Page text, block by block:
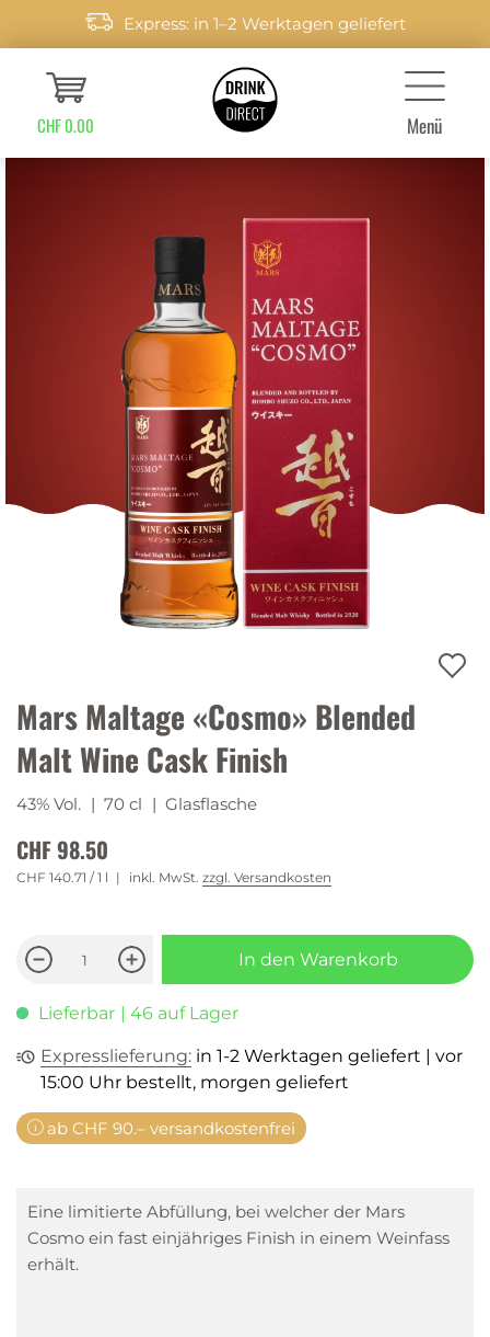
Express: in 1–2 Werktagen geliefert
CHF 0.00 Menü
Mars Maltage «Cosmo» Blended
Malt Wine Cask Finish
43% Vol. | 70 cl | Glasflasche
CHF 98.50
CHF 140.71 / 1 l inkl. MwSt. zzgl. Versandkosten
In den Warenkorb
Lieferbar | 46 auf Lager
Expresslieferung: in 1-2 Werktagen geliefert | vor
15:00 Uhr bestellt, morgen geliefert
ab CHF 90.– versandkostenfrei
Eine limitierte Abfüllung, bei welcher der Mars
Cosmo ein fast einjähriges Finish in einem Weinfass
erhält.